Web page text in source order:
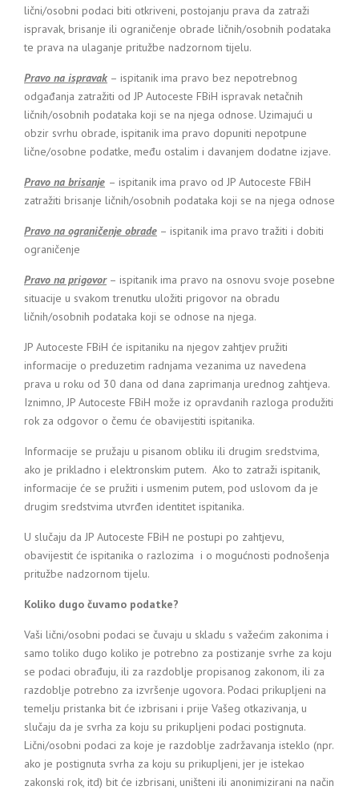
lični/osobni podaci biti otkriveni, postojanju prava da zatraži
ispravak, brisanje ili ograničenje obrade ličnih/osobnih podataka
te prava na ulaganje pritužbe nadzornom tijelu.
Pravo na ispravak – ispitanik ima pravo bez nepotrebnog
odgađanja zatražiti od JP Autoceste FBiH ispravak netačnih
ličnih/osobnih podataka koji se na njega odnose. Uzimajući u
obzir svrhu obrade, ispitanik ima pravo dopuniti nepotpune
lične/osobne podatke, među ostalim i davanjem dodatne izjave.
Pravo na brisanje – ispitanik ima pravo od JP Autoceste FBiH
zatražiti brisanje ličnih/osobnih podataka koji se na njega odnose
Pravo na ograničenje obrade – ispitanik ima pravo tražiti i dobiti
ograničenje
Pravo na prigovor– ispitanik ima pravo na osnovu svoje posebne
situacije u svakom trenutku uložiti prigovor na obradu
ličnih/osobnih podataka koji se odnose na njega.
JP Autoceste FBiH će ispitaniku na njegov zahtjev pružiti
informacije o preduzetim radnjama vezanima uz navedena
prava u roku od 30 dana od dana zaprimanja urednog zahtjeva.
Iznimno, JP Autoceste FBiH može iz opravdanih razloga produžiti
rok za odgovor o čemu će obavijestiti ispitanika.
Informacije se pružaju u pisanom obliku ili drugim sredstvima,
ako je prikladno i elektronskim putem. Ako to zatraži ispitanik,
informacije će se pružiti i usmenim putem, pod uslovom da je
drugim sredstvima utvrđen identitet ispitanika.
U slučaju da JP Autoceste FBiH ne postupi po zahtjevu,
obavijestit će ispitanika o razlozima i o mogućnosti podnošenja
pritužbe nadzornom tijelu.
Koliko dugo čuvamo podatke?
Vaši lični/osobni podaci se čuvaju u skladu s važećim zakonima i
samo toliko dugo koliko je potrebno za postizanje svrhe za koju
se podaci obrađuju, ili za razdoblje propisanog zakonom, ili za
razdoblje potrebno za izvršenje ugovora. Podaci prikupljeni na
temelju pristanka bit će izbrisani i prije Vašeg otkazivanja, u
slučaju da je svrha za koju su prikupljeni podaci postignuta.
Lični/osobni podaci za koje je razdoblje zadržavanja isteklo (npr.
ako je postignuta svrha za koju su prikupljeni, jer je istekao
zakonski rok, itd) bit će izbrisani, uništeni ili anonimizirani na način